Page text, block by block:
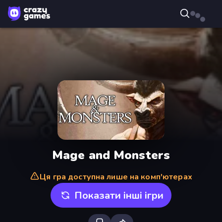
Mage and Monsters
Ця гра доступна лише на комп'ютерах
Показати інші ігри